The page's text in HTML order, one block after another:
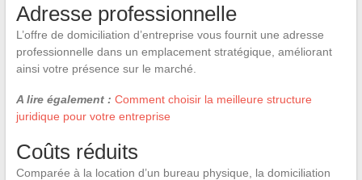
Adresse professionnelle
L’offre de domiciliation d’entreprise vous fournit une adresse
professionnelle dans un emplacement stratégique, améliorant
ainsi votre présence sur le marché.
A lire également : Comment choisir la meilleure structure
juridique pour votre entreprise
Coûts réduits
Comparée à la location d’un bureau physique, la domiciliation